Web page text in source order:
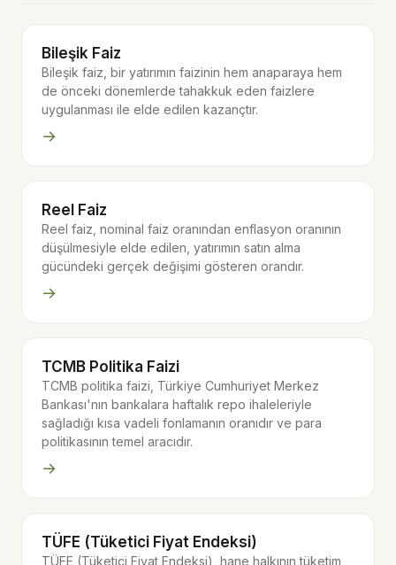
Bileşik Faiz
Bileşik faiz, bir yatırımın faizinin hem anaparaya hem
de önceki dönemlerde tahakkuk eden faizlere
uygulanması ile elde edilen kazançtır.
→
Reel Faiz
Reel faiz, nominal faiz oranından enflasyon oranının
düşülmesiyle elde edilen, yatırımın satın alma
gücündeki gerçek değişimi gösteren orandır.
→
TCMB Politika Faizi
TCMB politika faizi, Türkiye Cumhuriyet Merkez
Bankası'nın bankalara haftalık repo ihaleleriyle
sağladığı kısa vadeli fonlamanın oranıdır ve para
politikasının temel aracıdır.
→
TÜFE (Tüketici Fiyat Endeksi)
TÜFE (Tüketici Fiyat Endeksi), hane halkının tüketim